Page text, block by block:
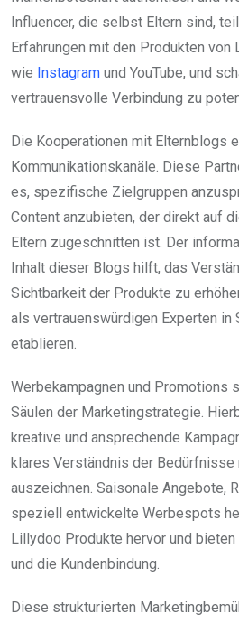
Influencer, die selbst Eltern sind,
Erfahrungen mit den Produkten
wie Instagram und YouTube, und
vertrauensvolle Verbindung zu
Die Kooperationen mit Elternblogs
Kommunikationskanäle. Diese
es, spezifische Zielgruppen
Content anzubieten, der direkt auf
Eltern zugeschnitten ist. Der
Inhalt dieser Blogs hilft, das
Sichtbarkeit der Produkte zu
als vertrauenswürdigen Experten in
etablieren.
Werbekampagnen und Promotions
Säulen der Marketingstrategie.
kreative und ansprechende
klares Verständnis der Bedürfnisse
auszeichnen. Saisonale Angebote,
speziell entwickelte Werbespots
Lillydoo Produkte hervor und
und die Kundenbindung.
Diese strukturierten